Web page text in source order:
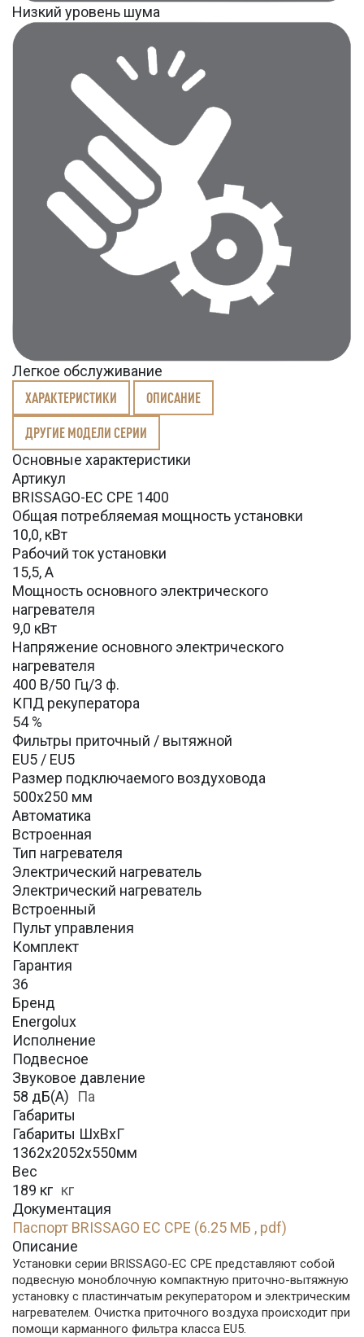
Низкий уровень шума
Легкое обслуживание
ХАРАКТЕРИСТИКИ ОПИСАНИЕ
ДРУГИЕ МОДЕЛИ СЕРИИ
Основные характеристики
Артикул
BRISSAGO-EC CPE 1400
Общая потребляемая мощность установки
10,0, кВт
Рабочий ток установки
15,5, А
Мощность основного электрического
нагревателя
9,0 кВт
Напряжение основного электрического
нагревателя
400 В/50 Гц/3 ф.
КПД рекуператора
54 %
Фильтры приточный / вытяжной
EU5 / EU5
Размер подключаемого воздуховода
500х250 мм
Автоматика
Встроенная
Тип нагревателя
Электрический нагреватель
Электрический нагреватель
Встроенный
Пульт управления
Комплект
Гарантия
36
Бренд
Energolux
Исполнение
Подвесное
Звуковое давление
58 дБ(А)
Па
Габариты
Габариты ШхВхГ
1362х2052х550мм
Вес
189 кг кг
Документация
Паспорт BRISSAGO EC CPE (6.25 МБ , pdf)
Описание
Установки серии BRISSAGO-EC CPE представляют собой
подвесную моноблочную компактную приточно-вытяжную
установку с пластинчатым рекуператором и электрическим
нагревателем. Очистка приточного воздуха происходит при
помощи карманного фильтра класса EU5.